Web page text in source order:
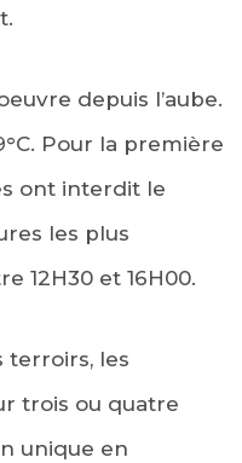
depuis l’aube.
Pour la première
ont interdit le
les plus
12H30 et 16H00.
terroirs, les
trois ou quatre
unique en